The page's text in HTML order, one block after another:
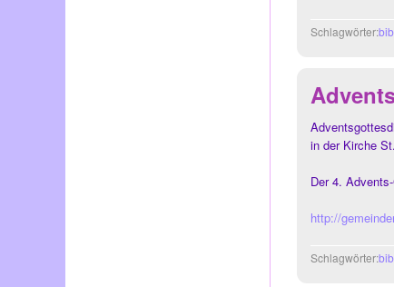
Schlagwörter:
in der Kirche
Der 4.
http://
Schlagwörter: